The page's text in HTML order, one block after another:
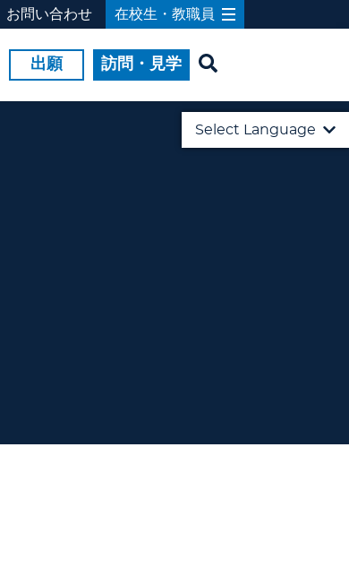
お問い合わせ 在校生・教職員
出願 訪問・見学
Select Language